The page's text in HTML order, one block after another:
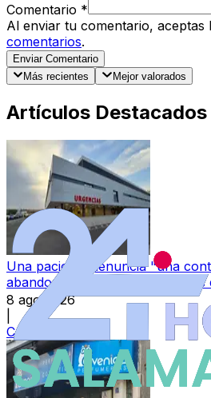
Comentario *
Al enviar tu comentario, aceptas
comentarios.
Enviar Comentario
Más recientes
Mejor valorados
Artículos Destacados
Una paciente denuncia "una
abandono" tras más de 18 horas
8 ago 2026
Categoría: